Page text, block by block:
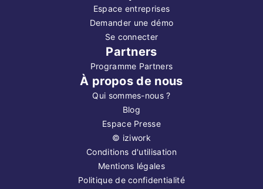
Espace entreprises
Demander une démo
Se connecter
Partners
Programme Partners
À propos de nous
Qui sommes-nous ?
Blog
Espace Presse
© iziwork
Conditions d'utilisation
Mentions légales
Politique de confidentialité